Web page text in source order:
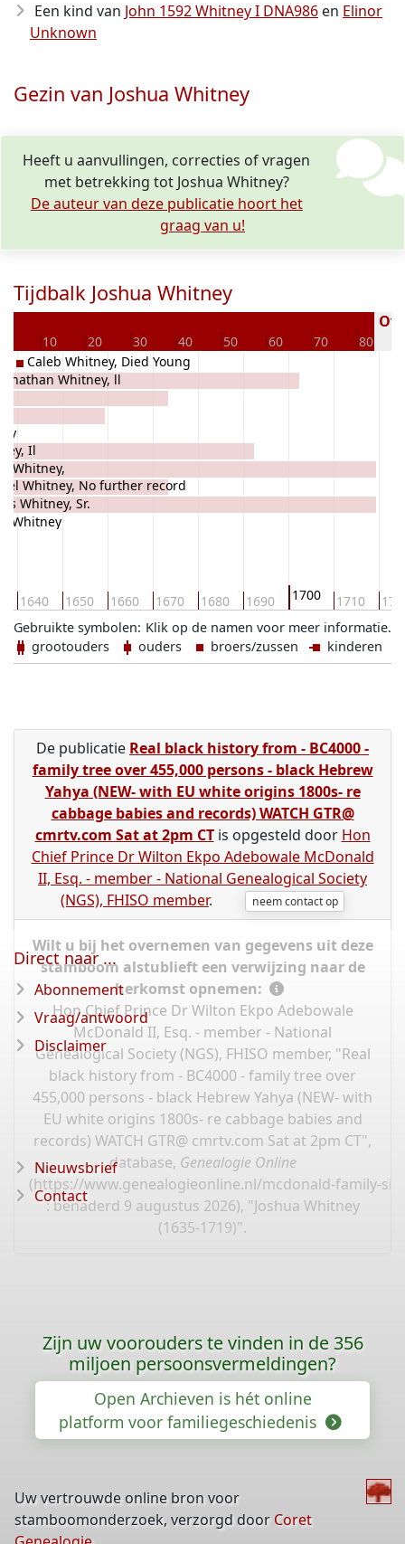
Een kind van John 1592 Whitney I DNA986 en Elinor
Unknown
Gezin van Joshua Whitney
Heeft u aanvullingen, correcties of vragen
met betrekking tot Joshua Whitney?
De auteur van deze publicatie hoort het
graag van u!
Tijdbalk Joshua Whitney
10 20 30 40 50 60 70 80
1640 1650 1660 1670 1680 1690 1700 1710
Il
i Whitney,
Whitney, No further record
Whitney, Sr.
Whitney
Jonathan Whitney, ll
Caleb Whitney, Died Young
Klik op de namen voor meer informatie.
Gebruikte symbolen:
grootouders
ouders broers/zussen kinderen
De publicatie Real black history from - BC4000 -
family tree over 455,000 persons - black Hebrew
Yahya (NEW- with EU white origins 1800s- re
cabbage babies and records) WATCH GTR@
cmrtv.com Sat at 2pm CTis opgesteld door Hon
Chief Prince Dr Wilton Ekpo Adebowale McDonald
II, Esq. - member - National Genealogical Society
(NGS), FHISO member. neem contact op
Wilt u bij het overnemen van gegevens uit deze
stamboom alstublieft een verwijzing naar de
herkomst opnemen:
Hon Chief Prince Dr Wilton Ekpo Adebowale
McDonald II, Esq. - member - National
Genealogical Society (NGS), FHISO member, "Real
black history from - BC4000 - family tree over
455,000 persons - black Hebrew Yahya (NEW- with
EU white origins 1800s- re cabbage babies and
records) WATCH GTR@ cmrtv.com Sat at 2pm CT",
database, Genealogie Online
(https://www.genealogieonline.nl/mcdonald-family-
: benaderd 9 augustus 2026), "Joshua Whitney
(1635-1719)".
Direct naar ...
Abonnement
Vraag/antwoord
Disclaimer
Nieuwsbrief
Contact
Zijn uw voorouders te vinden in de 356
miljoen persoonsvermeldingen?
Open Archieven is hét online
platform voor familiegeschiedenis
Uw vertrouwde online bron voor
stamboomonderzoek, verzorgd door Coret